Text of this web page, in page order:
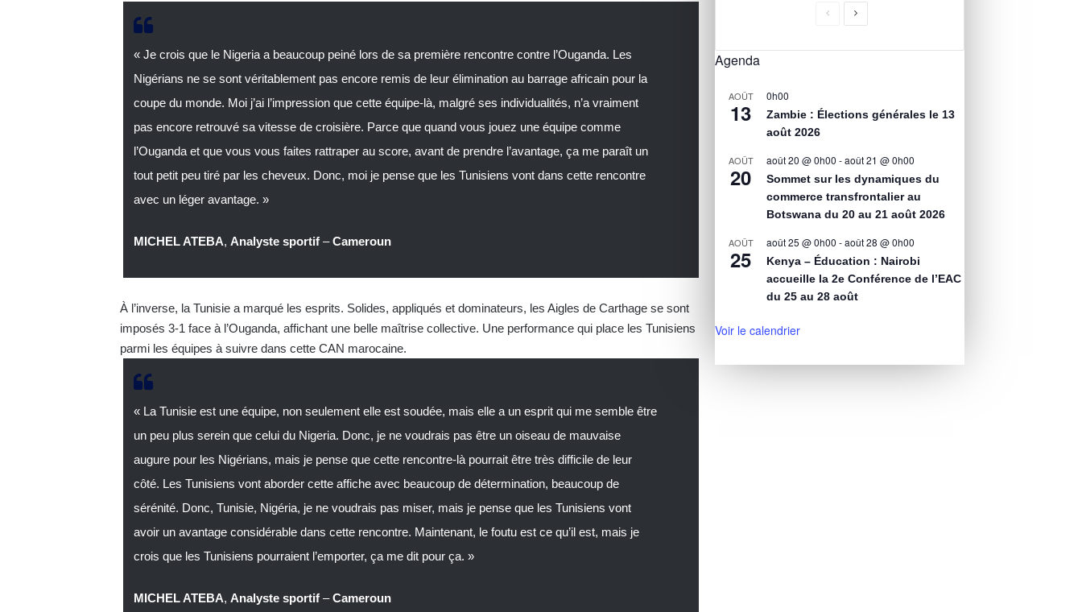
« Je crois que le Nigeria a beaucoup peiné lors de sa première rencontre contre l’Ouganda. Les
Nigérians ne se sont véritablement pas encore remis de leur élimination au barrage africain pour la
coupe du monde. Moi j’ai l’impression que cette équipe-là, malgré ses individualités, n’a vraiment
pas encore retrouvé sa vitesse de croisière. Parce que quand vous jouez une équipe comme
l’Ouganda et que vous vous faites rattraper au score, avant de prendre l’avantage, ça me paraît un
tout petit peu tiré par les cheveux. Donc, moi je pense que les Tunisiens vont dans cette rencontre
avec un léger avantage. »
MICHEL ATEBA,Analyste sportif –Cameroun
À l’inverse, la Tunisie a marqué les esprits. Solides, appliqués et dominateurs, les Aigles de Carthage se sont
imposés 3-1 face à l’Ouganda, affichant une belle maîtrise collective. Une performance qui place les Tunisiens
parmi les équipes à suivre dans cette CAN marocaine.
« La Tunisie est une équipe, non seulement elle est soudée, mais elle a un esprit qui me semble être
un peu plus serein que celui du Nigeria. Donc, je ne voudrais pas être un oiseau de mauvaise
augure pour les Nigérians, mais je pense que cette rencontre-là pourrait être très difficile de leur
côté. Les Tunisiens vont aborder cette affiche avec beaucoup de détermination, beaucoup de
sérénité. Donc, Tunisie, Nigéria, je ne voudrais pas miser, mais je pense que les Tunisiens vont
avoir un avantage considérable dans cette rencontre. Maintenant, le foutu est ce qu’il est, mais je
crois que les Tunisiens pourraient l’emporter, ça me dit pour ça. »
MICHEL ATEBA,Analyste sportif –Cameroun
Agenda
AOÛT
13
0h00
Zambie : Élections générales le 13
août 2026
AOÛT
20
août 20 @ 0h00 -août 21 @ 0h00
Sommet sur les dynamiques du
commerce transfrontalier au
Botswana du 20 au 21 août 2026
AOÛT
25
août 25 @ 0h00 -août 28 @ 0h00
Kenya – Éducation : Nairobi
accueille la 2e Conférence de l’EAC
du 25 au 28 août
Voir le calendrier